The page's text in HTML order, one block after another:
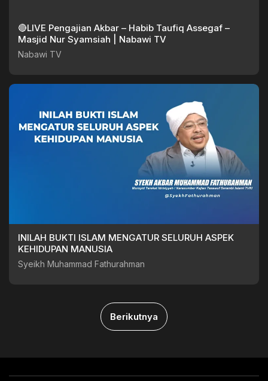
🔴LIVE Pengajian Akbar – Habib Taufiq Assegaf –
Masjid Nur Syamsiah | Nabawi TV
Nabawi TV
INILAH BUKTI ISLAM MENGATUR SELURUH ASPEK
KEHIDUPAN MANUSIA
Syeikh Muhammad Fathurahman
Berikutnya